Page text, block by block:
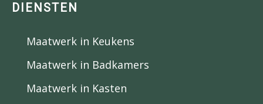
DIENSTEN
Maatwerk in Keukens
Maatwerk in Badkamers
Maatwerk in Kasten